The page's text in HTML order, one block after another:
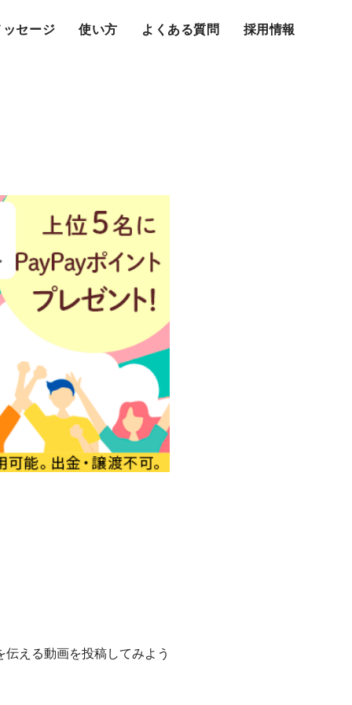
ッセージ 使い方 よくある質問 採用情報
える動画を投稿してみよう